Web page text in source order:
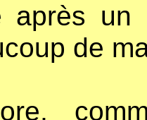
après un
de